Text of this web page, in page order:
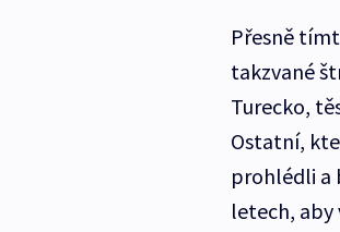
Přesně
takzvané
Turecko,
Ostatní,
prohlédli a
letech, aby